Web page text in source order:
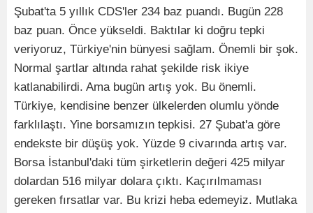
Şubat'ta 5 yıllık CDS'ler 234 baz puandı. Bugün 228
baz puan. Önce yükseldi. Baktılar ki doğru tepki
veriyoruz, Türkiye'nin bünyesi sağlam. Önemli bir şok.
Normal şartlar altında rahat şekilde risk ikiye
katlanabilirdi. Ama bugün artış yok. Bu önemli.
Türkiye, kendisine benzer ülkelerden olumlu yönde
farklılaştı. Yine borsamızın tepkisi. 27 Şubat'a göre
endekste bir düşüş yok. Yüzde 9 civarında artış var.
Borsa İstanbul'daki tüm şirketlerin değeri 425 milyar
dolardan 516 milyar dolara çıktı. Kaçırılmaması
gereken fırsatlar var. Bu krizi heba edemeyiz. Mutlaka